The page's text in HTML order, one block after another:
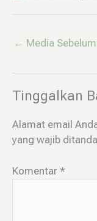
← Media
Tinggalkan
Alamat email
yang wajib
Komentar *